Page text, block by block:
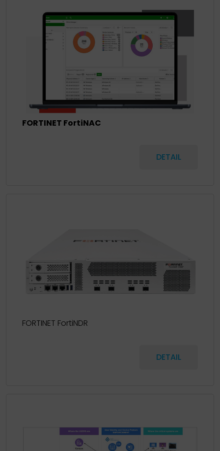
FORTINET FortiNAC
DETAIL
FORTINET FortiNDR
DETAIL